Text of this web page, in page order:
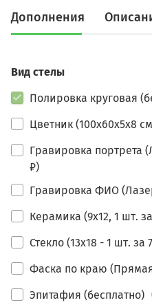
Дополнения
Вид стелы
Полировка круговая
Цветник (100х60х5х8
Гравировка портрета
₽)
Гравировка ФИО
Керамика (9х12, 1 шт.
Стекло (13х18 - 1 шт. за
Фаска по краю
Эпитафия (бесплатно)